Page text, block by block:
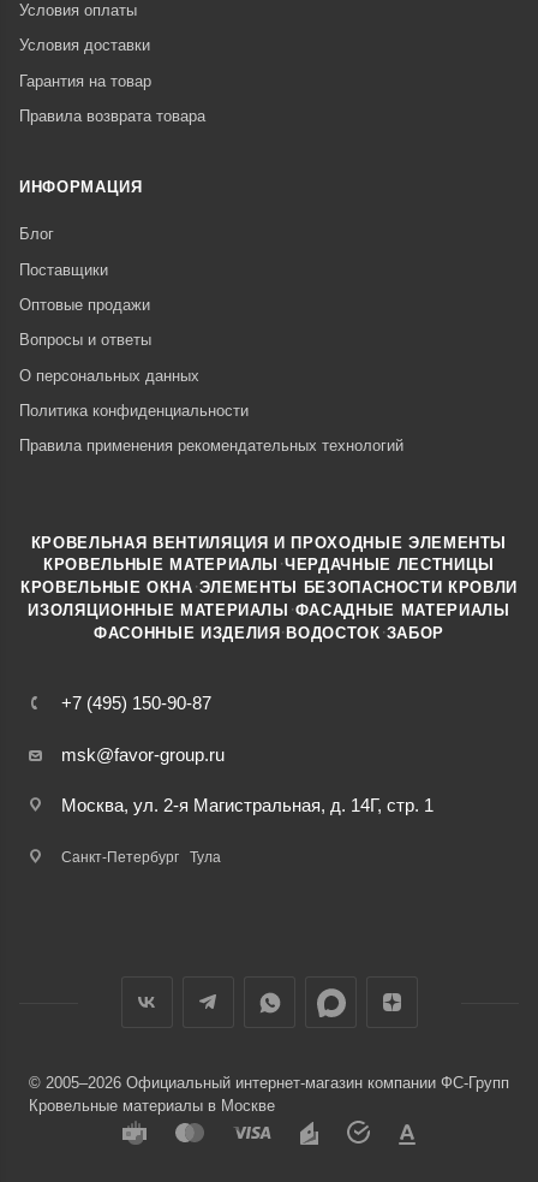
Условия оплаты
Условия доставки
Гарантия на товар
Правила возврата товара
ИНФОРМАЦИЯ
Блог
Поставщики
Оптовые продажи
Вопросы и ответы
О персональных данных
Политика конфиденциальности
Правила применения рекомендательных технологий
+7 (495) 150-90-87
msk@favor-group.ru
Москва, ул. 2-я Магистральная, д. 14Г, стр. 1
Санкт-Петербург Тула
КРОВЕЛЬНАЯ ВЕНТИЛЯЦИЯ И ПРОХОДНЫЕ ЭЛЕМЕНТЫ
КРОВЕЛЬНЫЕ МАТЕРИАЛЫ ·ЧЕРДАЧНЫЕ ЛЕСТНИЦЫ
КРОВЕЛЬНЫЕ ОКНА ·ЭЛЕМЕНТЫ БЕЗОПАСНОСТИ КРОВЛИ
ИЗОЛЯЦИОННЫЕ МАТЕРИАЛЫ ·ФАСАДНЫЕ МАТЕРИАЛЫ
ФАСОННЫЕ ИЗДЕЛИЯ ·ВОДОСТОК ·ЗАБОР
© 2005–2026 Официальный интернет-магазин компании ФС-Групп
Кровельные материалы в Москве